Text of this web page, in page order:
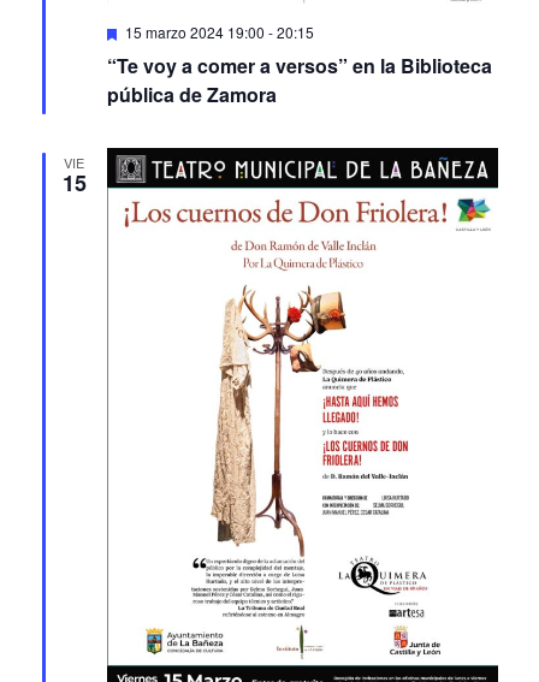
Featured
15 marzo 2024 19:00 -20:15
“Te voy a comer a versos” en la Biblioteca
pública de Zamora
VIE
15